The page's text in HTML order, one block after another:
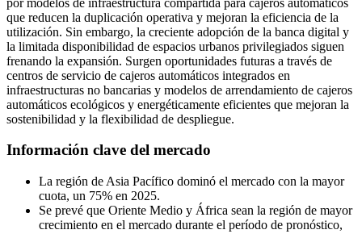
que reducen la duplicación operativa y mejoran la eficiencia de la
utilización. Sin embargo, la creciente adopción de la banca digital y
la limitada disponibilidad de espacios urbanos privilegiados siguen
frenando la expansión. Surgen oportunidades futuras a través de
centros de servicio de cajeros automáticos integrados en
infraestructuras no bancarias y modelos de arrendamiento de cajeros
automáticos ecológicos y energéticamente eficientes que mejoran la
sostenibilidad y la flexibilidad de despliegue.
Información clave del mercado
La región de Asia Pacífico dominó el mercado con la mayor
cuota, un 75% en 2025.
Se prevé que Oriente Medio y África sean la región de mayor
crecimiento en el mercado durante el período de pronóstico,